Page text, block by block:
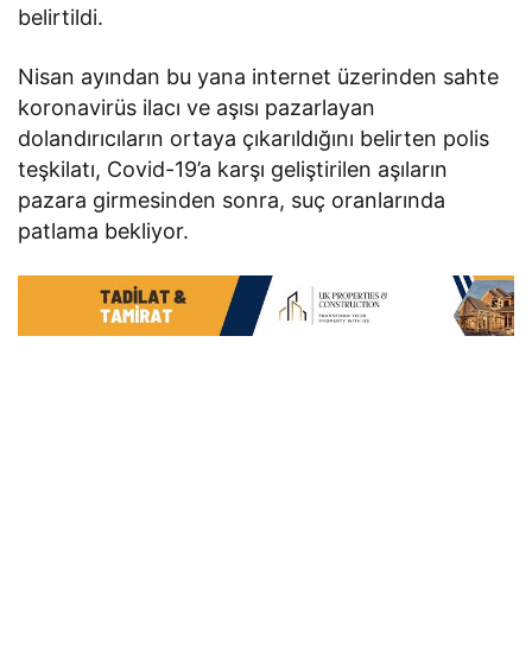
belirtildi.
Nisan ayından bu yana internet üzerinden sahte
koronavirüs ilacı ve aşısı pazarlayan
dolandırıcıların ortaya çıkarıldığını belirten polis
teşkilatı, Covid-19’a karşı geliştirilen aşıların
pazara girmesinden sonra, suç oranlarında
patlama bekliyor.